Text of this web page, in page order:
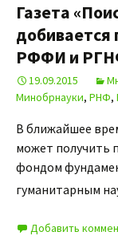
Газета
добивается
РФФИ и
19.09.2015
Минобрнауки, РНФ,
В ближайшее
может получить
фондом
гуманитарным
Добавить